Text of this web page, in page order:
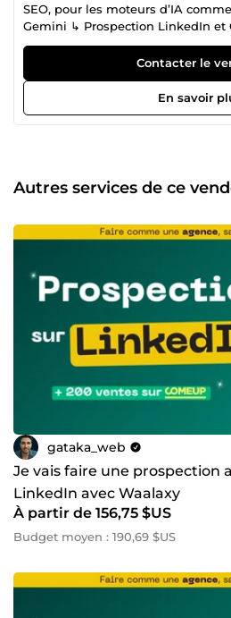
SEO, pour les moteurs d’IA
Gemini ↳ Prospection LinkedIn et Cold Email avec des
outils fiables, sans dépendre
Optimisation du profil LinkedIn
sur LinkedIn, la plateforme n°1
Chatbots WhatsApp, Instagram et
répondre, qualifier et gagner du
rapport coût / bénéfice. Je vous
simplement possible. Mes projets
ComeUp (Top catégorie) ↳ J’ai
entreprises de 1 à 5 000 salariés
j’apporte : ↳ Compréhension rapide de vos enjeux
business et de votre marché. ↳
superflus, pour investir là où ça
qui convertissent, connectés à
Outbound) pensée pour limiter
Accompagnement de vos
site et la prospection multicanale. ➡️ Pour qui je le fais : ↳
Entreprises dont le site est
↳ Startups qui veulent poser de
structurer leur visibilité en ligne.
souhaitent un site pro et scalable. ➡️ Comment bénéficier
de mon expertise → ☎️ Appel visio sur ComeUp de 20 min
offert !
Contacter le
En savoir
Autres services de ce
gataka_web
Je vais faire une prospection
LinkedIn avec Waalaxy
À partir de 156,75 $US
Budget moyen : 190,69 $US